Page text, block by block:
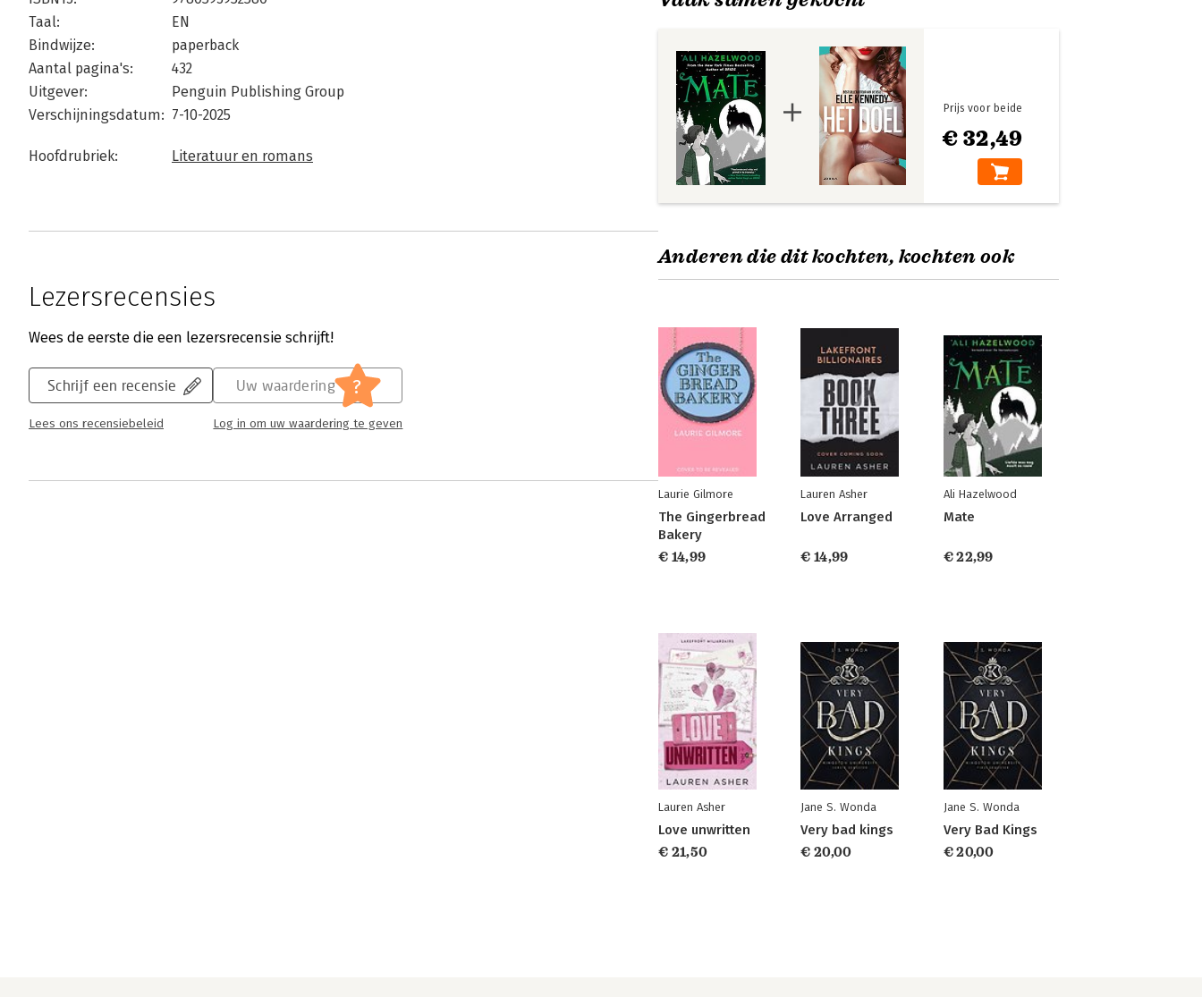
Taal:
EN
Bindwijze:
paperback
Aantal pagina's:
432
Uitgever:
Penguin Publishing Group
Verschijningsdatum: 7-10-2025
Hoofdrubriek: Literatuur en romans
Lezersrecensies
Wees de eerste die een lezersrecensie schrijft!
Schrijf een recensie
Lees ons recensiebeleid
Uw waardering ?
Log in om uw waardering te geven
€ 32,49
Prijs voor beide
Anderen die dit kochten, kochten ook
Laurie Gilmore
The Gingerbread
Bakery
€ 14,99
Lauren Asher
Love Arranged
€ 14,99
Ali Hazelwood
Mate
€ 22,99
Lauren Asher
Love unwritten
€ 21,50
Jane S. Wonda
Very bad kings
€ 20,00
Jane S. Wonda
Very Bad Kings
€ 20,00